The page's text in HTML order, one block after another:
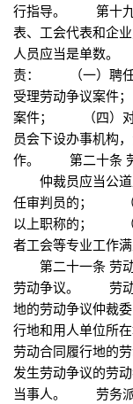
行指导。 第十九
表、工会代表和企
人员应当是单数
责： （一）聘任
受理劳动争议案
案件； （四）对
员会下设办事机构
作。 第二十条 劳
仲裁员应当公
任审判员的； （
以上职称的； （
者工会等专业工作
第二十一条 劳动
劳动争议。 劳动
地的劳动争议仲裁
行地和用人单位所
劳动合同履行地的
发生劳动争议的劳
当事人。 劳务派